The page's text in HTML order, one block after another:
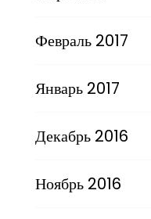
Февраль 2017
Январь 2017
Декабрь 2016
Ноябрь 2016